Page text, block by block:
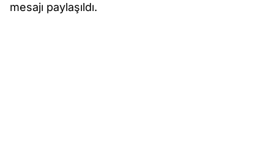
mesajı paylaşıldı.